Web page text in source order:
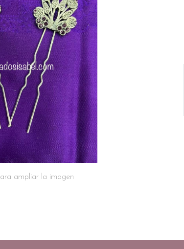
ampliar la imagen